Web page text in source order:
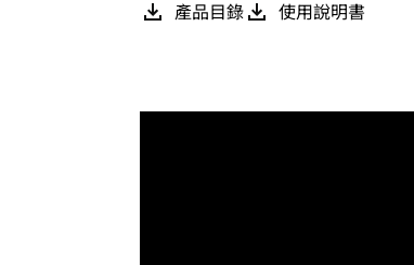
產品目錄 使用說明書